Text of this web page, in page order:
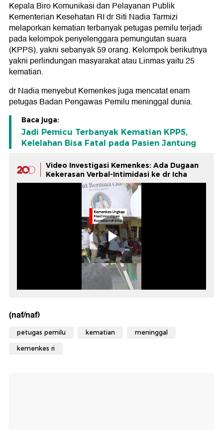
Kepala Biro Komunikasi dan Pelayanan Publik
Kementerian Kesehatan RI dr Siti Nadia Tarmizi
melaporkan kematian terbanyak petugas pemilu terjadi
pada kelompok penyelenggara pemungutan suara
(KPPS), yakni sebanyak 59 orang. Kelompok berikutnya
yakni perlindungan masyarakat atau Linmas yaitu 25
kematian.
dr Nadia menyebut Kemenkes juga mencatat enam
petugas Badan Pengawas Pemilu meninggal dunia.
Baca juga:
Jadi Pemicu Terbanyak Kematian KPPS,
Kelelahan Bisa Fatal pada Pasien Jantung
Video Investigasi Kemenkes: Ada Dugaan
Kekerasan Verbal-Intimidasi ke dr Icha
(naf/naf)
petugas pemilu kematian meninggal
kemenkes ri